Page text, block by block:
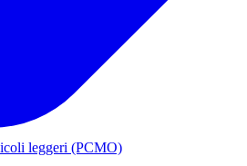
leggeri (PCMO)